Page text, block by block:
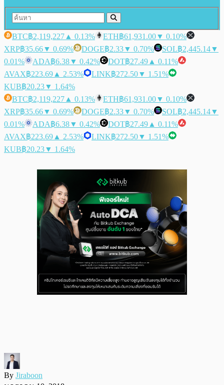
BTC฿2,119,227 ▲ 0.13% ETH฿61,931.00▼ 0.10%
XRP฿35.66▼ 0.69% DOGE฿2.33▼ 0.70% SOL฿2,445.14▼
0.01%
ADA฿6.38▼ 0.42% DOT฿27.49 ▲ 0.11%
AVAX฿223.69 ▲ 2.53% LINK฿272.50▼ 1.51%
KUB฿20.23▼ 1.64%
BTC฿2,119,227 ▲ 0.13% ETH฿61,931.00▼ 0.10%
XRP฿35.66▼ 0.69% DOGE฿2.33▼ 0.70% SOL฿2,445.14▼
0.01%
ADA฿6.38▼ 0.42% DOT฿27.49 ▲ 0.11%
AVAX฿223.69 ▲ 2.53% LINK฿272.50▼ 1.51%
KUB฿20.23▼ 1.64%
By Jiraboon